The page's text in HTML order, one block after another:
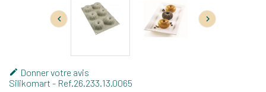
 
 Donner votre avis
Silikomart - Ref.26.233.13.0065